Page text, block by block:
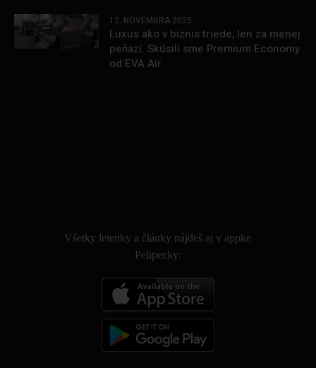
12. NOVEMBRA 2025
Luxus ako v biznis triede, len za menej
peňazí. Skúsili sme Premium Economy
od EVA Air
Všetky letenky a články nájdeš aj v appke
Pelipecky: